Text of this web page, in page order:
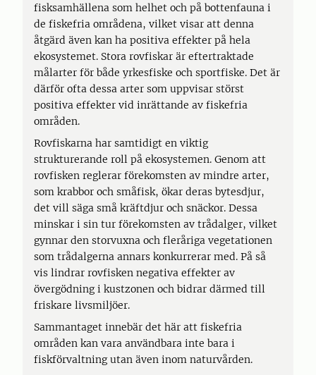
fisksamhällena som helhet och på bottenfauna i
de fiskefria områdena, vilket visar att denna
åtgärd även kan ha positiva effekter på hela
ekosystemet. Stora rovfiskar är eftertraktade
målarter för både yrkesfiske och sportfiske. Det är
därför ofta dessa arter som uppvisar störst
positiva effekter vid inrättande av fiskefria
områden.
Rovfiskarna har samtidigt en viktig
strukturerande roll på ekosystemen. Genom att
rovfisken reglerar förekomsten av mindre arter,
som krabbor och småfisk, ökar deras bytesdjur,
det vill säga små kräftdjur och snäckor. Dessa
minskar i sin tur förekomsten av trådalger, vilket
gynnar den storvuxna och fleråriga vegetationen
som trådalgerna annars konkurrerar med. På så
vis lindrar rovfisken negativa effekter av
övergödning i kustzonen och bidrar därmed till
friskare livsmiljöer.
Sammantaget innebär det här att fiskefria
områden kan vara användbara inte bara i
fiskförvaltning utan även inom naturvården.